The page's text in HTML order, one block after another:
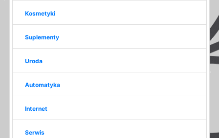
Kosmetyki
Suplementy
Uroda
Automatyka
Internet
Serwis